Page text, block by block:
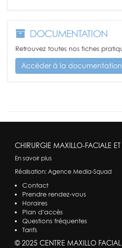
DOCUMENTATION
Retrouvez toutes nos fiches
Accéder à la documentation
CHIRURGIE MAXILLO-FACIALE
En savoir plus
Réalisation: Agence Media-Squad
Contact
Prendre rendez-vous
Horaires
Plan d'accès
Questions fréquentes
Tarifs
© 2025 CENTRE MAXILLO FACIAL